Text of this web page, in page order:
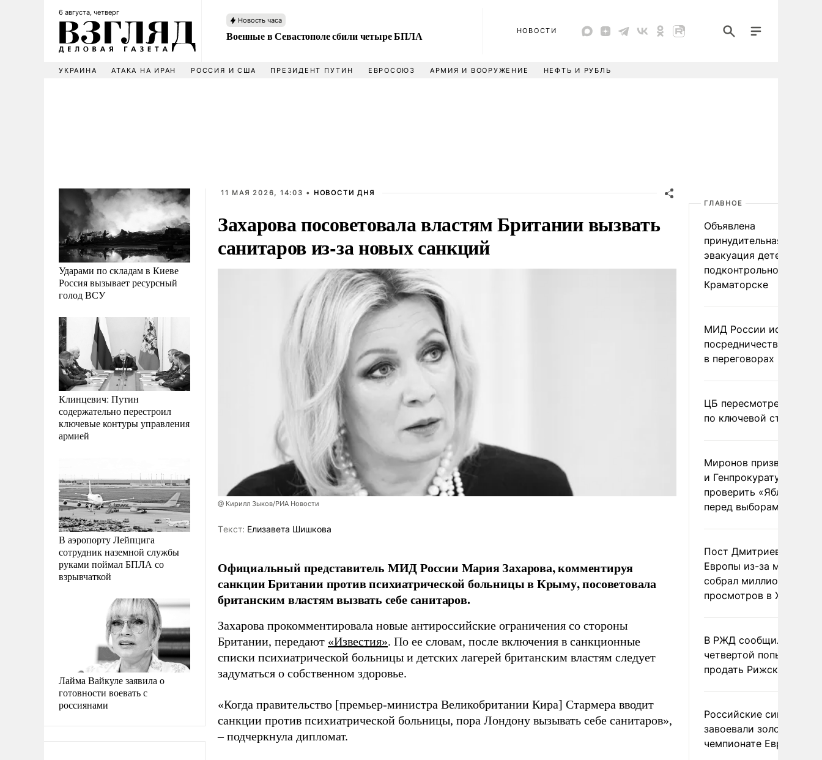
6 августа, четверг
Новость часа
Военные в Севастополе сбили четыре БПЛА НОВОСТИ
УКРАИНА АТАКА НА ИРАН РОССИЯ И США ПРЕЗИДЕНТ ПУТИН ЕВРОСОЮЗ АРМИЯ И ВООРУЖЕНИЕ НЕФТЬ И РУБЛЬ
Ударами по складам в Киеве
Россия вызывает ресурсный
голод ВСУ
Клинцевич: Путин
содержательно перестроил
ключевые контуры управления
армией
В аэропорту Лейпцига
сотрудник наземной службы
руками поймал БПЛА со
взрывчаткой
Лайма Вайкуле заявила о
готовности воевать с
россиянами
11 МАЯ 2026, 14:03 • НОВОСТИ ДНЯ
Захарова посоветовала властям Британии вызвать
санитаров из-за новых санкций
@ Кирилл Зыков/РИА Новости
Tекст: Елизавета Шишкова
Официальный представитель МИД России Мария Захарова, комментируя
санкции Британии против психиатрической больницы в Крыму, посоветовала
британским властям вызвать себе санитаров.
Захарова прокомментировала новые антироссийские ограничения со стороны
Британии, передают «Известия». По ее словам, после включения в санкционные
списки психиатрической больницы и детских лагерей британским властям следует
задуматься о собственном здоровье.
«Когда правительство [премьер-министра Великобритании Кира] Стармера вводит
санкции против психиатрической больницы, пора Лондону вызывать себе санитаров»,
– подчеркнула дипломат.
ГЛАВНОЕ
Объявлена
принудительная
эвакуация детей в
подконтрольном Киеву
Краматорске
МИД России исключил
посредничество
в переговорах по
ЦБ пересмотрел
по ключевой ставке
Миронов призвал
и Генпрокуратуру
проверить «Яблоко»
перед выборами
Пост Дмитриева о
Европы из-за
собрал миллион
просмотров в X
В РЖД сообщили о
четвертой попытке
продать Рижский
Российские
завоевали золото на
чемпионате Европы